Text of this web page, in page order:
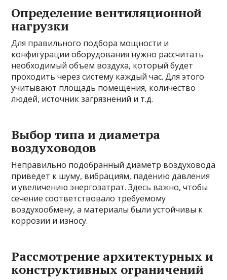
Определение вентиляционной
нагрузки
Для правильного подбора мощности и
конфигурации оборудования нужно рассчитать
необходимый объем воздуха, который будет
проходить через систему каждый час. Для этого
учитывают площадь помещения, количество
людей, источник загрязнений и т.д.
Выбор типа и диаметра
воздуховодов
Неправильно подобранный диаметр воздуховода
приведет к шуму, вибрациям, падению давления
и увеличению энергозатрат. Здесь важно, чтобы
сечение соответствовало требуемому
воздухообмену, а материалы были устойчивы к
коррозии и износу.
Рассмотрение архитектурных и
конструктивных ограничений